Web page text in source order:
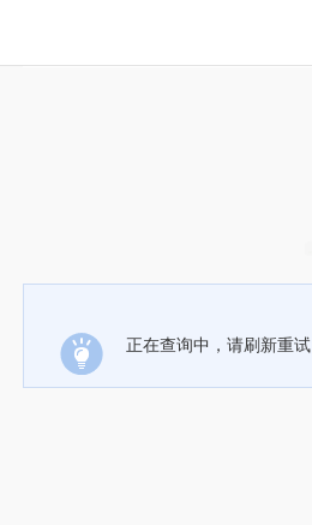
正在查询中，请刷新重试